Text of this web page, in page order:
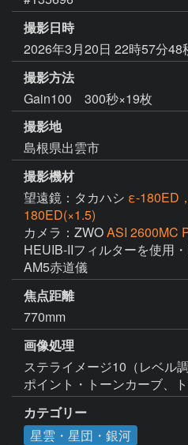
撮影日時
2026年3月20日 22時57分48
撮影方法
Gain100 300秒×19枚
撮影地
島根県出雲市
撮影機材
望遠鏡：タカハシ ε-180ED
180ED(×1.5)
カメラ：ZWOASI 2600MC
HEUIB-IIフィルターを使用
AM5赤道儀
焦点距離
770mm
画像処理
ステライメージ10（レベル
ポイント・トーンカーブ、ト
カテゴリー
星雲・星団・銀河